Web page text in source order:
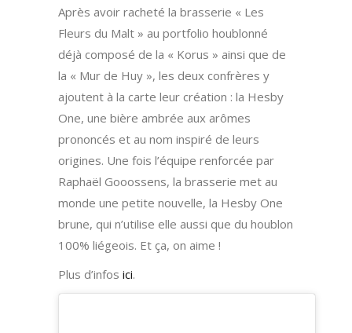
Après avoir racheté la brasserie « Les
Fleurs du Malt » au portfolio houblonné
déjà composé de la « Korus » ainsi que de
la « Mur de Huy », les deux confrères y
ajoutent à la carte leur création : la Hesby
One, une bière ambrée aux arômes
prononcés et au nom inspiré de leurs
origines. Une fois l’équipe renforcée par
Raphaël Gooossens, la brasserie met au
monde une petite nouvelle, la Hesby One
brune, qui n’utilise elle aussi que du houblon
100% liégeois. Et ça, on aime !
Plus d’infos ici.